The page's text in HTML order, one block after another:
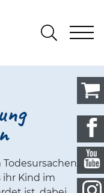
Suchen
ihr Kind im